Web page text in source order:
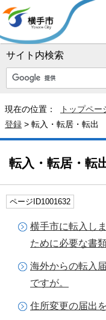
サイト内検索
現在の位置： トップペー
登録 > 転入・転居・転出
転入・転居・転
ページID1001632
横手市に転入し
ために必要な書
海外からの転入
ですが。
住所変更の届出